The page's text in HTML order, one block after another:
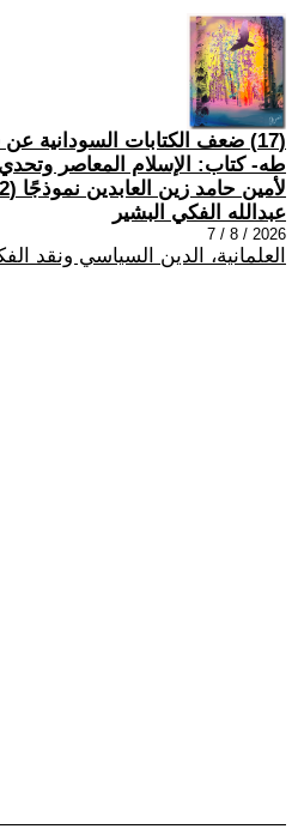
(17) ضعف الكتابات السودانية
لأمين حامد زين العابدين نموذجًا (2-9)
عبدالله الفكي البشير
2026 / 8 / 7
العلمانية، الدين السياسي ونقد